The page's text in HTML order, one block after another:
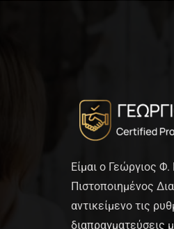
Είμαι ο Γεώργιος
Πιστοποιημένος
αντικείμενο τις
διαπραγματεύσεις